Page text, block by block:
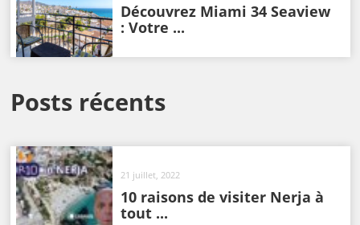
Découvrez Miami 34 Seaview
: Votre ...
Posts récents
21 juillet, 2022
10 raisons de visiter Nerja à
tout ...